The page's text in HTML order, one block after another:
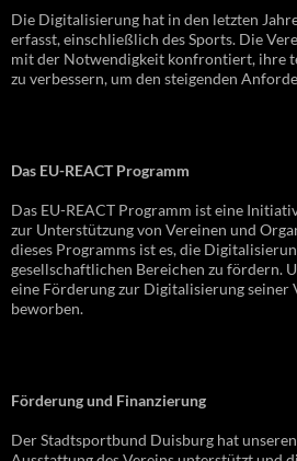
Die Digitalisierung hat in den letzten
erfasst, einschließlich des Sports. Die
mit der Notwendigkeit konfrontiert, ihre
zu verbessern, um den steigenden
Das EU-REACT Programm
Das EU-REACT Programm ist eine
zur Unterstützung von Vereinen und
dieses Programms ist es, die
gesellschaftlichen Bereichen zu fördern.
eine Förderung zur Digitalisierung seiner
beworben.
Förderung und Finanzierung
Der Stadtsportbund Duisburg hat